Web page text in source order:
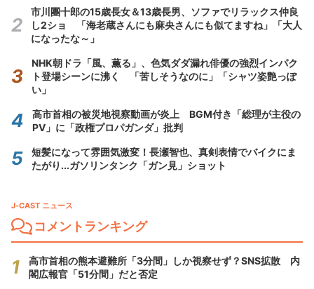
市川團十郎の15歳長女＆13歳長男、ソファでリラックス仲良
し2ショ 「海老蔵さんにも麻央さんにも似てますね」「大人
になったな～」
NHK朝ドラ「風、薫る」、色気ダダ漏れ俳優の強烈インパク
ト登場シーンに沸く 「苦しそうなのに」「シャツ姿艶っぽ
い」
高市首相の被災地視察動画が炎上 BGM付き「総理が主役の
PV」に「政権プロパガンダ」批判
短髪になって雰囲気激変！長瀬智也、真剣表情でバイクにま
たがり...ガソリンタンク「ガン見」ショット
J-CAST ニュース
コメントランキング
高市首相の熊本避難所「3分間」しか視察せず？SNS拡散 内
閣広報官「51分間」だと否定